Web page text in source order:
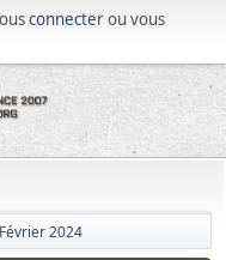
connecterou vous
Février 2024